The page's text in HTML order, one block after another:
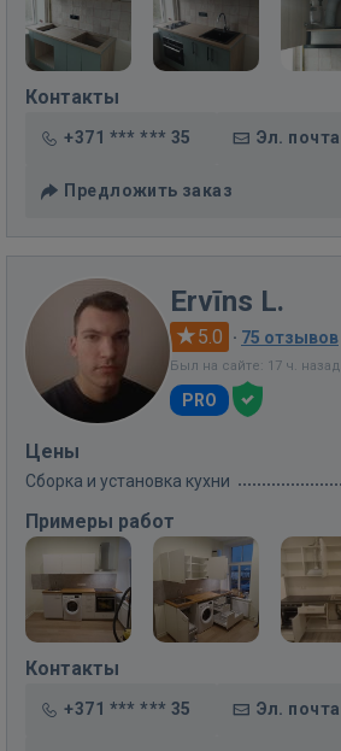
Контакты
+371 *** *** 35 Эл. почта
Предложить заказ
Ervīns L.
5.0 · 75 отзывов
Был на сайте: 17 ч. назад
PRO
Цены
Сборка и установка кухни
Примеры работ
Контакты
+371 *** *** 35 Эл. почта